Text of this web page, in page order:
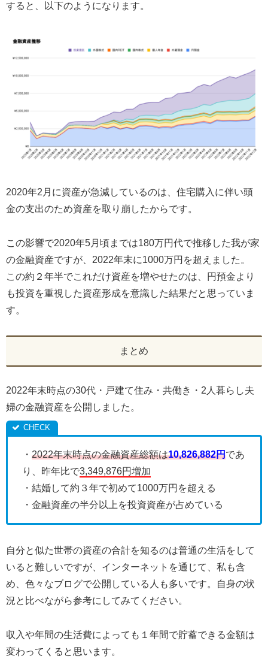
すると、以下のようになります。
2020年2月に資産が急減しているのは、住宅購入に伴い頭
金の支出のため資産を取り崩したからです。
この影響で2020年5月頃までは180万円代で推移した我が家
の金融資産ですが、2022年末に1000万円を超えました。
この約２年半でこれだけ資産を増やせたのは、円預金より
も投資を重視した資産形成を意識した結果だと思っていま
す。
まとめ
2022年末時点の30代・戸建て住み・共働き・2人暮らし夫
婦の金融資産を公開しました。
・ 2022年末時点の金融資産総額は10,826,882円であ
り、昨年比で3,349,876円増加
・結婚して約３年で初めて1000万円を超える
・金融資産の半分以上を投資資産が占めている
自分と似た世帯の資産の合計を知るのは普通の生活をして
いると難しいですが、インターネットを通じて、私も含
め、色々なブログで公開している人も多いです。自身の状
況と比べながら参考にしてみてください。
収入や年間の生活費によっても１年間で貯蓄できる金額は
変わってくると思います。